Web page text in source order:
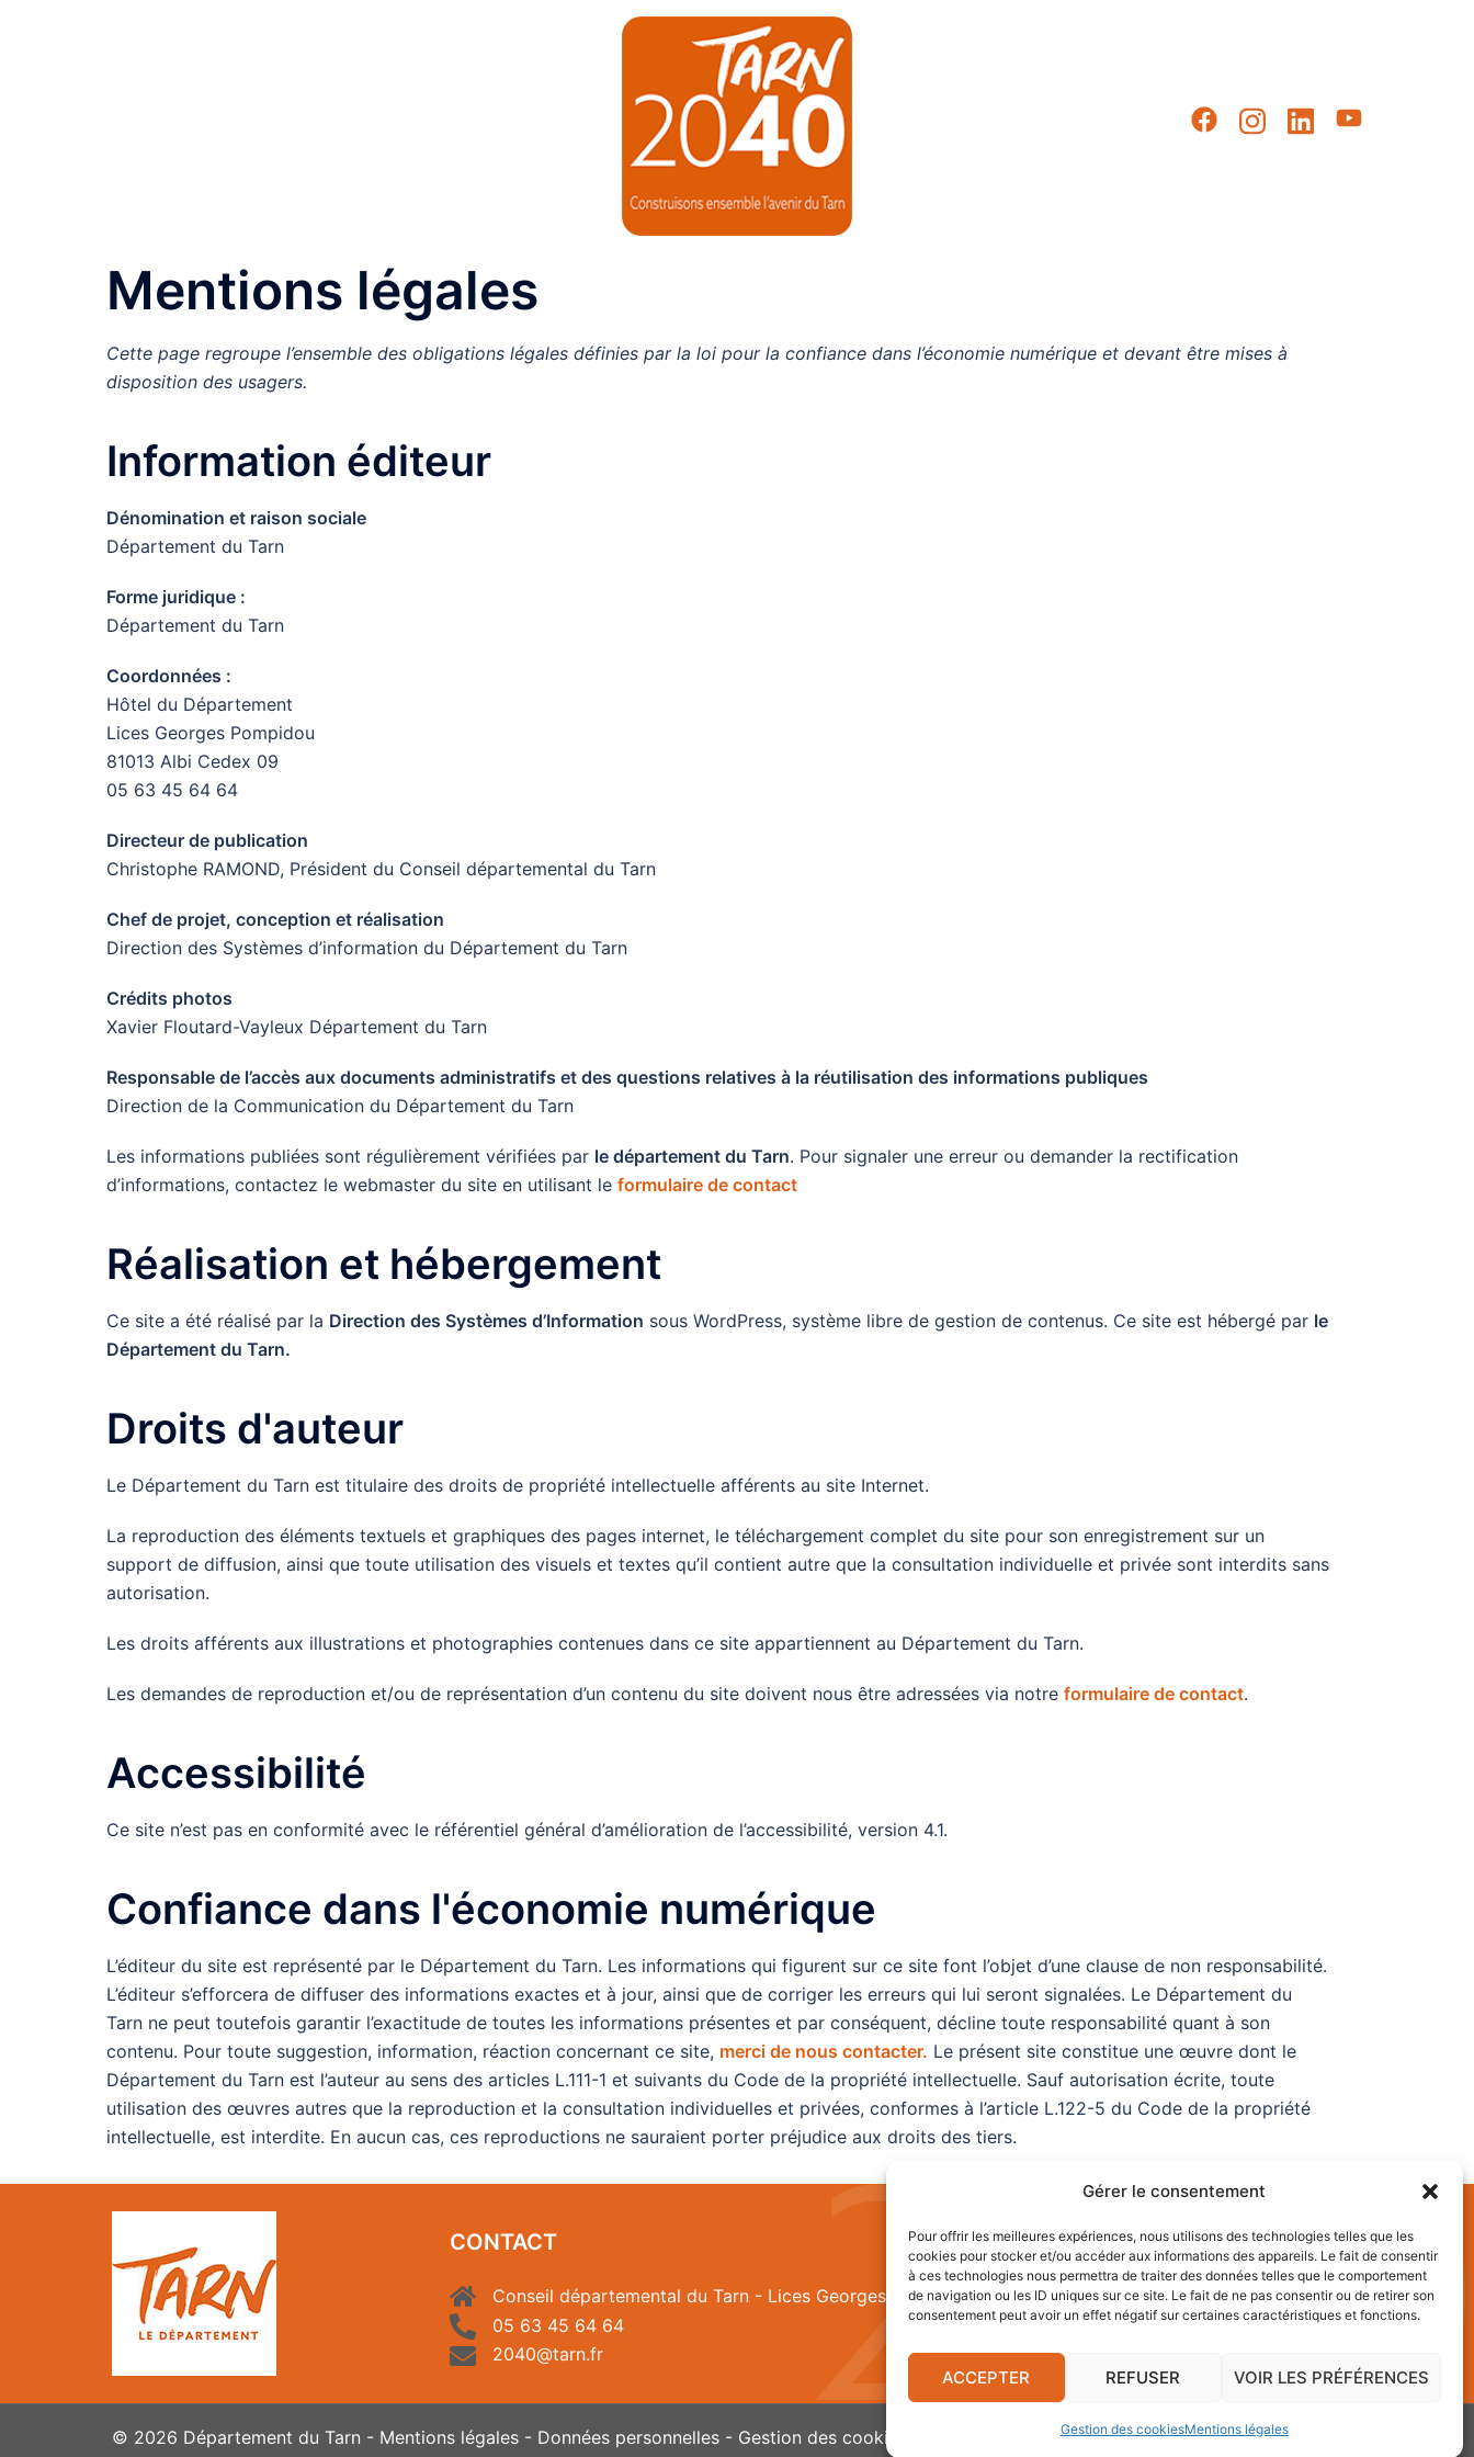
Gérer le consentement
Pour offrir les meilleures expériences, nous utilisons des technologies telles que les
cookies pour stocker et/ou accéder aux informations des appareils. Le fait de consentir
à ces technologies nous permettra de traiter des données telles que le comportement
de navigation ou les ID uniques sur ce site. Le fait de ne pas consentir ou de retirer son
consentement peut avoir un effet négatif sur certaines caractéristiques et fonctions.
ACCEPTER REFUSER VOIR LES PRÉFÉRENCES
Gestion des cookiesMentions légales
Mentions légales
Cette page regroupe l’ensemble des obligations légales définies par la loi pour la confiance dans l’économie numérique et devant être mises à
disposition des usagers.
Information éditeur
Dénomination et raison sociale
Département du Tarn
Forme juridique :
Département du Tarn
Coordonnées :
Hôtel du Département
Lices Georges Pompidou
81013 Albi Cedex 09
05 63 45 64 64
Directeur de publication
Christophe RAMOND, Président du Conseil départemental du Tarn
Chef de projet, conception et réalisation
Direction des Systèmes d’information du Département du Tarn
Crédits photos
Xavier Floutard-Vayleux Département du Tarn
Responsable de l’accès aux documents administratifs et des questions relatives à la réutilisation des informations publiques
Direction de la Communication du Département du Tarn
Les informations publiées sont régulièrement vérifiées par le département du Tarn. Pour signaler une erreur ou demander la rectification
d’informations, contactez le webmaster du site en utilisant le formulaire de contact
Réalisation et hébergement
Ce site a été réalisé par la Direction des Systèmes d’Information sous WordPress, système libre de gestion de contenus. Ce site est hébergé par le
Département du Tarn.
Droits d'auteur
Le Département du Tarn est titulaire des droits de propriété intellectuelle afférents au site Internet.
La reproduction des éléments textuels et graphiques des pages internet, le téléchargement complet du site pour son enregistrement sur un
support de diffusion, ainsi que toute utilisation des visuels et textes qu’il contient autre que la consultation individuelle et privée sont interdits sans
autorisation.
Les droits afférents aux illustrations et photographies contenues dans ce site appartiennent au Département du Tarn.
Les demandes de reproduction et/ou de représentation d’un contenu du site doivent nous être adressées via notre formulaire de contact.
Accessibilité
Ce site n’est pas en conformité avec le référentiel général d’amélioration de l’accessibilité, version 4.1.
Confiance dans l'économie numérique
L’éditeur du site est représenté par le Département du Tarn. Les informations qui figurent sur ce site font l’objet d’une clause de non responsabilité.
L’éditeur s’efforcera de diffuser des informations exactes et à jour, ainsi que de corriger les erreurs qui lui seront signalées. Le Département du
Tarn ne peut toutefois garantir l’exactitude de toutes les informations présentes et par conséquent, décline toute responsabilité quant à son
contenu. Pour toute suggestion, information, réaction concernant ce site, merci de nous contacter. Le présent site constitue une œuvre dont le
Département du Tarn est l’auteur au sens des articles L.111-1 et suivants du Code de la propriété intellectuelle. Sauf autorisation écrite, toute
utilisation des œuvres autres que la reproduction et la consultation individuelles et privées, conformes à l’article L.122-5 du Code de la propriété
intellectuelle, est interdite. En aucun cas, ces reproductions ne sauraient porter préjudice aux droits des tiers.
CONTACT
Conseil départemental du Tarn - Lices Georges Pompidou - 81013 ALBI Cedex 9
05 63 45 64 64
2040@tarn.fr
© 2026 Département du Tarn - Mentions légales - Données personnelles - Gestion des cookies